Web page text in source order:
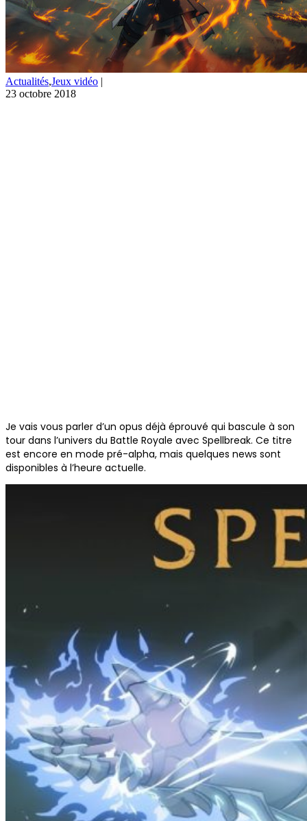
Actualités,Jeux vidéo |
23 octobre 2018
Je vais vous parler d’un opus déjà éprouvé qui bascule à son
tour dans l’univers du Battle Royale avec Spellbreak. Ce titre
est encore en mode pré-alpha, mais quelques news sont
disponibles à l’heure actuelle.